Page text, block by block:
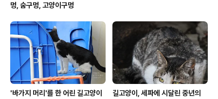
멍, 숨구멍, 고양이구멍
'바가지 머리'를 한 어린 길고양이
길고양이, 세파에 시달린 중년의